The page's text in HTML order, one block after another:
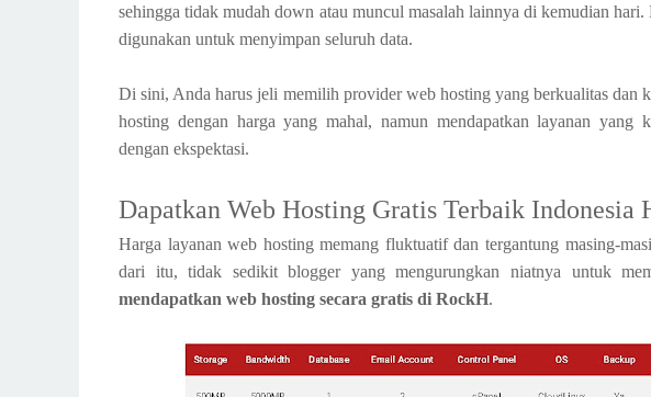
sehingga tidak mudah down atau muncul masalah lainnya di kemudian
digunakan untuk menyimpan seluruh data.
Di sini, Anda harus jeli memilih provider web hosting yang berkualitas dan
hosting dengan harga yang mahal, namun mendapatkan layanan yang
dengan ekspektasi.
Dapatkan Web Hosting Gratis Terbaik Indonesia
Harga layanan web hosting memang fluktuatif dan tergantung masing-
dari itu, tidak sedikit blogger yang mengurungkan niatnya untuk
mendapatkan web hosting secara gratis di RockH.